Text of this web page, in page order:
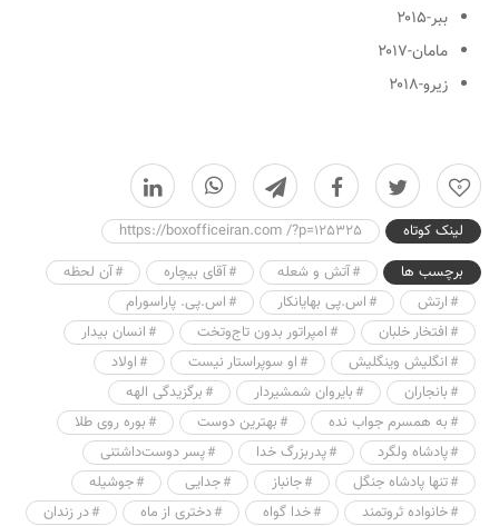
ببر-۲۰۱۵
مامان-۲۰۱۷
زیرو-۲۰۱۸
0
لینک کوتاه
https://boxofficeiran.com /?p=125325
برچسب ها
آتش و شعله آقای بیچاره
آن لحظه
ارتش
اس.پی بهایانکار
اس.پی. پاراسورام
افتخار خلبان
امپراتور بدون تاج‌وتخت
انسان بیدار
انگلیش وینگلیش
او سوپراستار نیست
اولاد
بانجاران
بایروان شمشیردار
برگزیدگی الهه
به همسرم جواب نده
بهترین دوست
بوره روی طلا
پادشاه ولگرد
پدربزرگ خدا
پسر دوست‌داشتنی
تنها پادشاه جنگل
جانباز جدایی
جوشیله
خانواده ثروتمند
خدا گواه دختری از ماه
در زندان